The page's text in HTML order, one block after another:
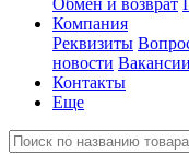
Обмен и возврат
Компания
Реквизиты
новости Вакансии
Контакты
Еще